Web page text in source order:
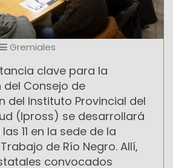
Gremiales
clave para la
Consejo de
del Instituto Provincial del
(Ipross) se desarrollará
11 en la sede de la
de Río Negro. Allí,
convocados